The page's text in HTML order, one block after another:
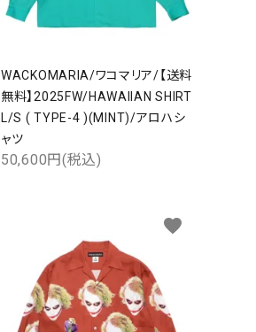
WACKOMARIA/ワコマリア/【送料
無料】2025FW/HAWAIIAN SHIRT
L/S ( TYPE-4 )(MINT)/アロハシ
ャツ
50,600円(税込)
favorite